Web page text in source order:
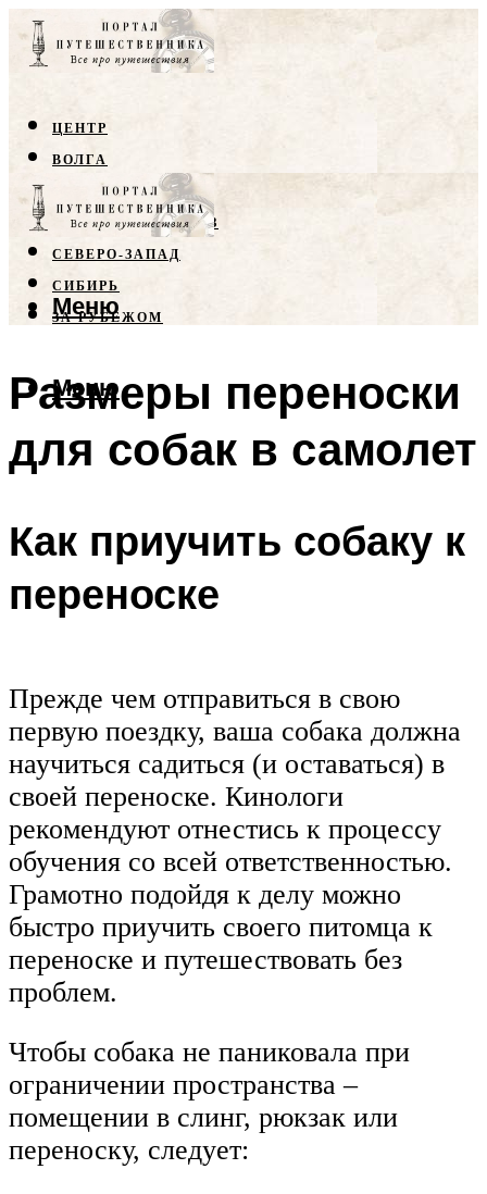
ЦЕНТР
ВОЛГА
КРЫМ
СЕВЕРНЫЙ КАВКАЗ
СЕВЕРО-ЗАПАД
СИБИРЬ
ЗА РУБЕЖОМ
Меню
Меню
Размеры переноски
для собак в самолет
Как приучить собаку к
переноске
Прежде чем отправиться в свою
первую поездку, ваша собака должна
научиться садиться (и оставаться) в
своей переноске. Кинологи
рекомендуют отнестись к процессу
обучения со всей ответственностью.
Грамотно подойдя к делу можно
быстро приучить своего питомца к
переноске и путешествовать без
проблем.
Чтобы собака не паниковала при
ограничении пространства –
помещении в слинг, рюкзак или
переноску, следует: